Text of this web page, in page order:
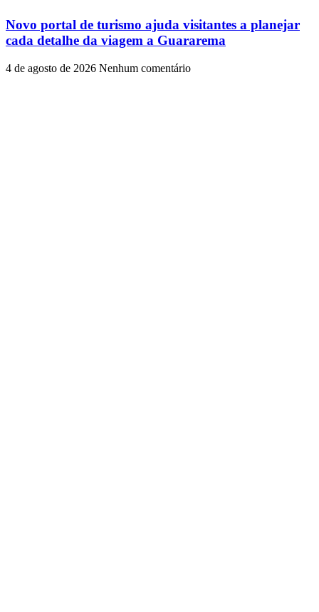
Novo portal de turismo ajuda visitantes a planejar
cada detalhe da viagem a Guararema
4 de agosto de 2026 Nenhum comentário